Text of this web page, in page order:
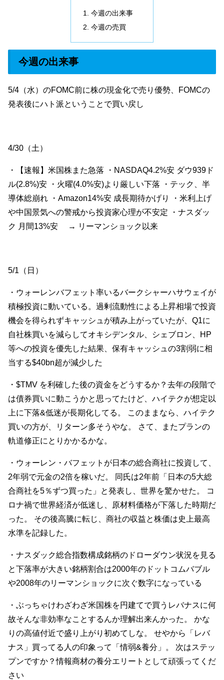
今週の出来事
今週の売買
今週の出来事
5/4（水）のFOMC前に株の現金化で売り優勢、FOMCの
発表後にハト派ということで買い戻し
4/30（土）
・【速報】米国株また急落 ・NASDAQ4.2%安 ダウ939ド
ル(2.8%)安 ・火曜(4.0%安)より厳しい下落 ・テック、半
導体総崩れ ・Amazon14%安 成長期待かげり ・米利上げ
や中国景気への警戒から投資家心理が不安定 ・ナスダッ
ク 月間13%安 → リーマンショック以来
5/1（日）
・ウォーレンバフェット率いるバークシャーハサウェイが
積極投資に動いている。過剰流動性による上昇相場で投資
機会を得られずキャッシュが積み上がっていたが、Q1に
自社株買いを減らしてオキシデンタル、シェブロン、HP
等への投資を優先した結果、保有キャッシュの3割弱に相
当する$40bn超が減少した
・ $TMV を利確した後の資金をどうするか？去年の段階で
は債券買いに動こうかと思ってたけど、ハイテクが想定以
上に下落&低迷が長期化してる。 このままなら、ハイテク
買いの方が、リターン多そうやな。 さて、またプランの
軌道修正にとりかかるかな。
・ウォーレン・バフェットが日本の総合商社に投資して、
2年弱で元金の2倍を稼いだ。 同氏は2年前「日本の5大総
合商社を5％ずつ買った」と発表し、世界を驚かせた。 コ
ロナ禍で世界経済が低迷し、原材料価格が下落した時期だ
った。 その後高騰に転じ、商社の収益と株価は史上最高
水準を記録した。
・ナスダック総合指数構成銘柄のドローダウン状況を見る
と下落率が大きい銘柄割合は2000年のドットコムバブル
や2008年のリーマンショックに次ぐ数字になっている
・ ぶっちゃけわざわざ米国株を円建てで買うレバナスに何
故そんな非効率なことするんか理解出来んかった。 かな
りの高値付近で盛り上がり初めてしな。 せやから「レバ
ナス」買ってる人の印象って「情弱&養分」。 次はステッ
プンですか？情報商材の養分エリートとして頑張ってくだ
さい